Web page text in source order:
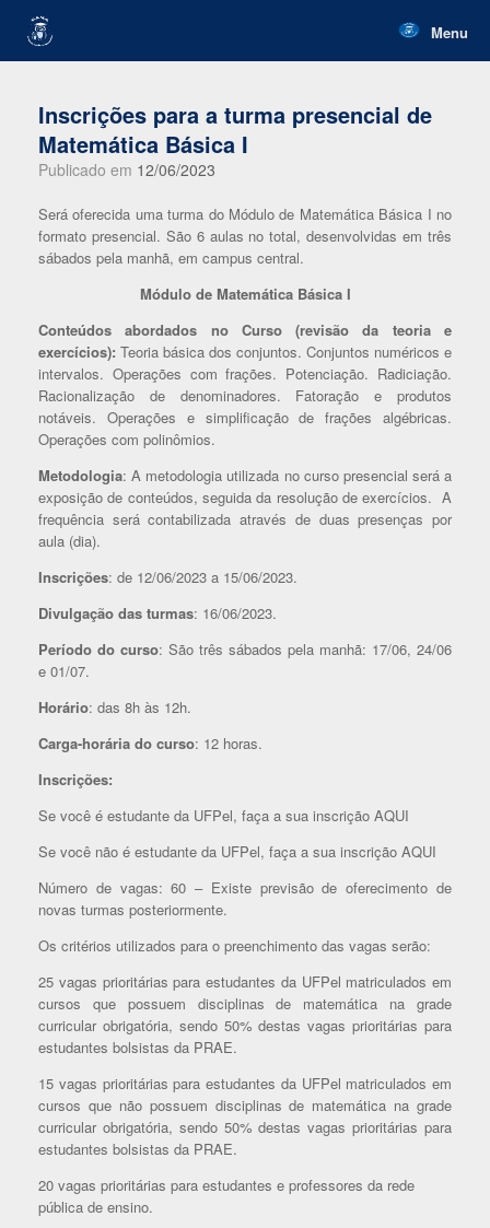
content
Menu
Inscrições para a turma presencial de
Matemática Básica I
Publicado em 12/06/2023
Será oferecida uma turma do Módulo de Matemática Básica I no
formato presencial. São 6 aulas no total, desenvolvidas em três
sábados pela manhã, em campus central.
Módulo de Matemática Básica I
Conteúdos abordados no Curso (revisão da teoria e
exercícios): Teoria básica dos conjuntos. Conjuntos numéricos e
intervalos. Operações com frações. Potenciação. Radiciação.
Racionalização de denominadores. Fatoração e produtos
notáveis. Operações e simplificação de frações algébricas.
Operações com polinômios.
Metodologia: A metodologia utilizada no curso presencial será a
exposição de conteúdos, seguida da resolução de exercícios. A
frequência será contabilizada através de duas presenças por
aula (dia).
Inscrições: de 12/06/2023 a 15/06/2023.
Divulgação das turmas: 16/06/2023.
Período do curso: São três sábados pela manhã: 17/06, 24/06
e 01/07.
Horário: das 8h às 12h.
Carga-horária do curso: 12 horas.
Inscrições:
Se você é estudante da UFPel, faça a sua inscrição AQUI
Se você não é estudante da UFPel, faça a sua inscrição AQUI
Número de vagas: 60 – Existe previsão de oferecimento de
novas turmas posteriormente.
Os critérios utilizados para o preenchimento das vagas serão:
25 vagas prioritárias para estudantes da UFPel matriculados em
cursos que possuem disciplinas de matemática na grade
curricular obrigatória, sendo 50% destas vagas prioritárias para
estudantes bolsistas da PRAE.
15 vagas prioritárias para estudantes da UFPel matriculados em
cursos que não possuem disciplinas de matemática na grade
curricular obrigatória, sendo 50% destas vagas prioritárias para
estudantes bolsistas da PRAE.
20 vagas prioritárias para estudantes e professores da rede
pública de ensino.